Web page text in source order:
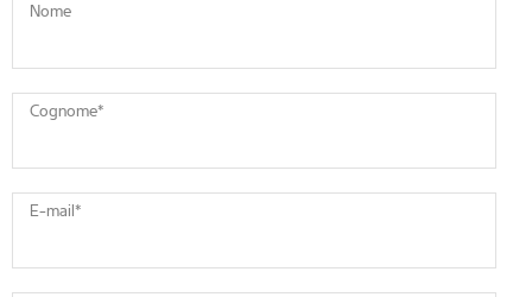
Nome
Cognome*
E-mail*